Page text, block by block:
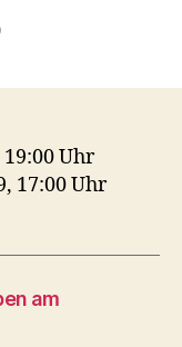
Uhr
17:00 Uhr
am